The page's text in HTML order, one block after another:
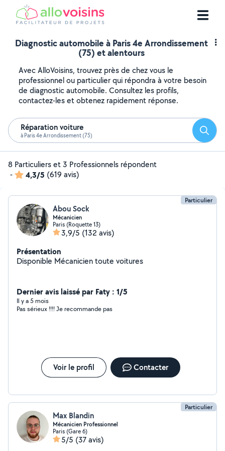
Diagnostic automobile à Paris 4e Arrondissement
(75) et alentours
Avec AlloVoisins, trouvez près de chez vous le
professionnel ou particulier qui répondra à votre besoin
de diagnostic automobile. Consultez les profils,
contactez-les et obtenez rapidement réponse.
Réparation voiture
à Paris 4e Arrondissement (75)
8 Particuliers et 3 Professionnels répondent
-
4,3/5 (619 avis)
Particulier
Abou Sock
Mécanicien
Paris (Roquette 13)
3,9/5 (132 avis)
Présentation
Disponible Mécanicien toute voitures
Dernier avis laissé par Faty : 1/5
Il y a 5 mois
Pas sérieux !!!! Je recommande pas
Voir le profil Contacter
Particulier
Max Blandin
Mécanicien Professionnel
Paris (Gare 6)
5/5 (37 avis)